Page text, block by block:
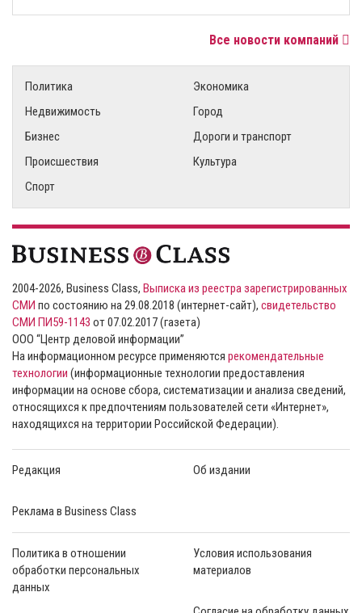
Все новости компаний
Политика
Экономика
Недвижимость
Город
Бизнес
Дороги и транспорт
Происшествия
Культура
Спорт
2004-2026, Business Class, Выписка из реестра зарегистрированных
СМИ по состоянию на 29.08.2018 (интернет-сайт), свидетельство
СМИ ПИ59-1143 от 07.02.2017 (газета)
ООО “Центр деловой информации”
На информационном ресурсе применяются рекомендательные
технологии (информационные технологии предоставления
информации на основе сбора, систематизации и анализа сведений,
относящихся к предпочтениям пользователей сети «Интернет»,
находящихся на территории Российской Федерации).
Редакция Об издании
Реклама в Business Class
Политика в отношении
обработки персональных
данных
Условия использования
материалов